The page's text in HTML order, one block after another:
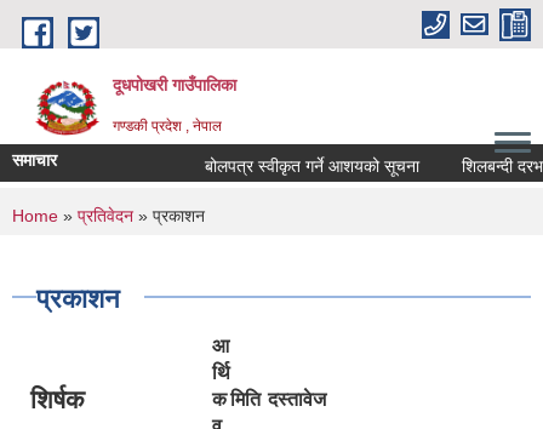
Skip to main content
दूधपोखरी गाउँपालिका
गण्डकी प्रदेश , नेपाल
समाचार बोलपत्र स्वीकृत गर्ने आशयको सूचना शिलबन्दी
You are here
Home » प्रतिवेदन » प्रकाशन
प्रकाशन
शिर्षक
आ
र्थि
कमिति दस्तावेज